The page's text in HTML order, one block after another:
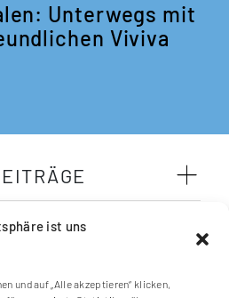
ist uns
und auf „Alle akzeptieren“ klicken,
Unterwegs mit
Viviva